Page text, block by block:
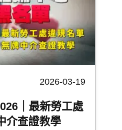
2026-03-19
｜最新勞工處
介查證教學